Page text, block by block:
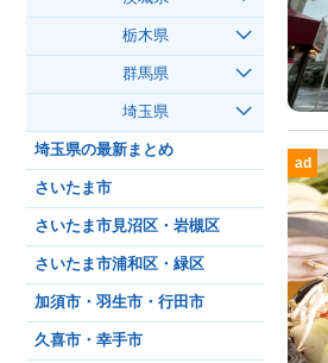
ad
栃木県
群馬県
埼玉県
埼玉県の最新まとめ
さいたま市
さいたま市見沼区・岩槻区
さいたま市浦和区・緑区
加須市・羽生市・行田市
久喜市・幸手市